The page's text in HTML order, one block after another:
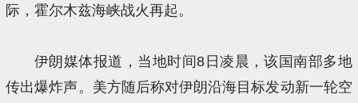
际，霍尔木兹海峡战火再起。
伊朗媒体报道，当地时间8日凌晨，该国南部多地
传出爆炸声。美方随后称对伊朗沿海目标发动新一轮空